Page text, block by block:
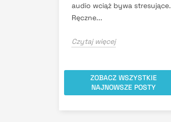
audio wciąż bywa stresujące.
Ręczne...
Czytaj więcej
ZOBACZ WSZYSTKIE
NAJNOWSZE POSTY